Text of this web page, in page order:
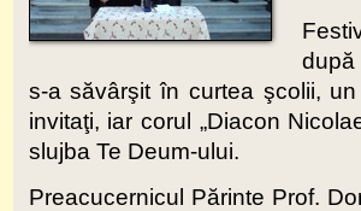
după
s-a săvârşit în curtea şcolii,
invitaţi, iar corul „Diacon
slujba Te Deum-ului.
Preacucernicul Părinte Prof.